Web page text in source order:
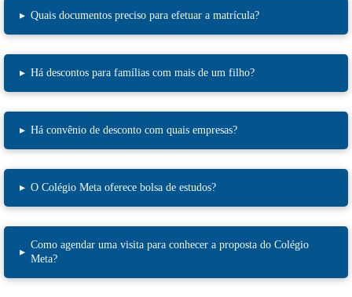
▸ Quais documentos preciso para efetuar a matrícula?
▸ Há descontos para famílias com mais de um filho?
▸ Há convênio de desconto com quais empresas?
▸ O Colégio Meta oferece bolsa de estudos?
▸
Como agendar uma visita para conhecer a proposta do Colégio
Meta?